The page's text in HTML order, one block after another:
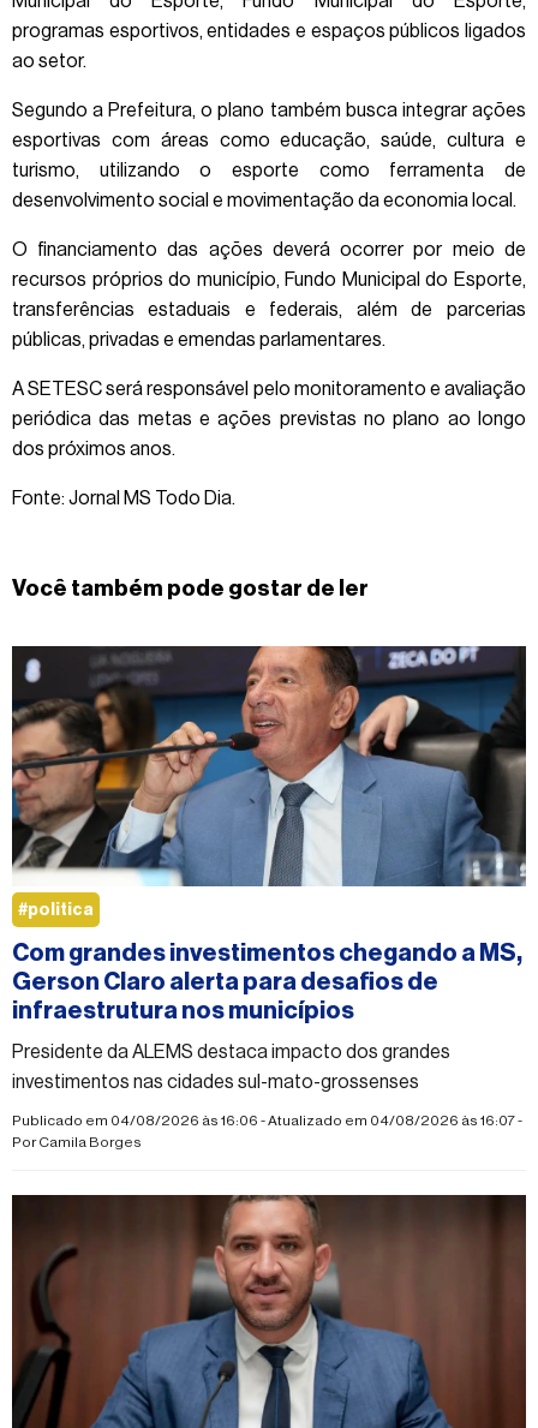
programas esportivos, entidades e espaços públicos ligados
ao setor.
Segundo a Prefeitura, o plano também busca integrar ações
esportivas com áreas como educação, saúde, cultura e
turismo, utilizando o esporte como ferramenta de
desenvolvimento social e movimentação da economia local.
O financiamento das ações deverá ocorrer por meio de
recursos próprios do município, Fundo Municipal do Esporte,
transferências estaduais e federais, além de parcerias
públicas, privadas e emendas parlamentares.
A SETESC será responsável pelo monitoramento e avaliação
periódica das metas e ações previstas no plano ao longo
dos próximos anos.
Fonte: Jornal MS Todo Dia.
Você também pode gostar de ler
Com grandes investimentos chegando a MS,
Gerson Claro alerta para desafios de
infraestrutura nos municípios
Presidente da ALEMS destaca impacto dos grandes
investimentos nas cidades sul-mato-grossenses
Publicado em 04/08/2026 às 16:06 - Atualizado em 04/08/2026 às 16:07 -
PorCamila Borges
#politica